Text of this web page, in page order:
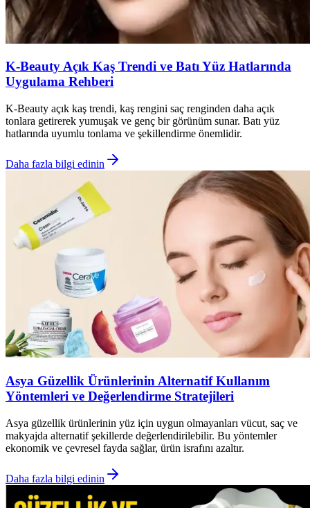
K-Beauty Açık Kaş Trendi ve Batı Yüz Hatlarında
Uygulama Rehberi
K-Beauty açık kaş trendi, kaş rengini saç renginden daha açık
tonlara getirerek yumuşak ve genç bir görünüm sunar. Batı yüz
hatlarında uyumlu tonlama ve şekillendirme önemlidir.
Daha fazla bilgi edinin
Asya Güzellik Ürünlerinin Alternatif Kullanım
Yöntemleri ve Değerlendirme Stratejileri
Asya güzellik ürünlerinin yüz için uygun olmayanları vücut, saç ve
makyajda alternatif şekillerde değerlendirilebilir. Bu yöntemler
ekonomik ve çevresel fayda sağlar, ürün israfını azaltır.
Daha fazla bilgi edinin